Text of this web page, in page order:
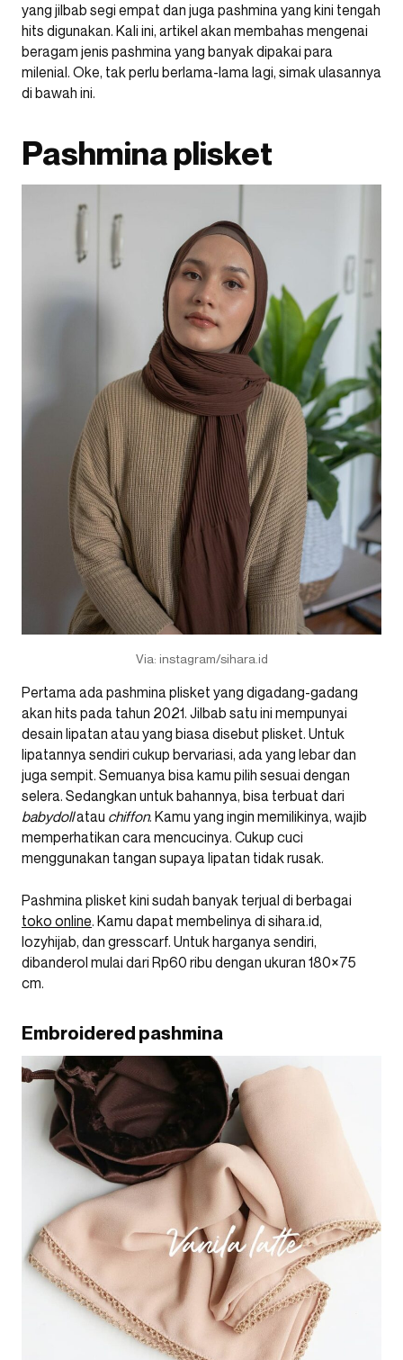
yang jilbab segi empat dan juga pashmina yang kini tengah
hits digunakan. Kali ini, artikel akan membahas mengenai
beragam jenis pashmina yang banyak dipakai para
milenial. Oke, tak perlu berlama-lama lagi, simak ulasannya
di bawah ini.
Pashmina plisket
Via: instagram/sihara.id
Pertama ada pashmina plisket yang digadang-gadang
akan hits pada tahun 2021. Jilbab satu ini mempunyai
desain lipatan atau yang biasa disebut plisket. Untuk
lipatannya sendiri cukup bervariasi, ada yang lebar dan
juga sempit. Semuanya bisa kamu pilih sesuai dengan
selera. Sedangkan untuk bahannya, bisa terbuat dari
babydollatau chiffon. Kamu yang ingin memilikinya, wajib
memperhatikan cara mencucinya. Cukup cuci
menggunakan tangan supaya lipatan tidak rusak.
Pashmina plisket kini sudah banyak terjual di berbagai
toko online. Kamu dapat membelinya di sihara.id,
lozyhijab, dan gresscarf. Untuk harganya sendiri,
dibanderol mulai dari Rp60 ribu dengan ukuran 180×75
cm.
Embroidered pashmina